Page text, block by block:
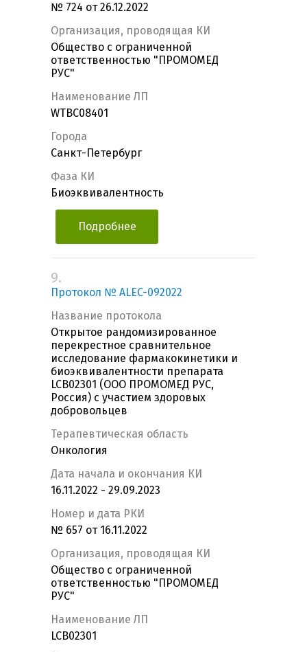
№ 724 от 26.12.2022
Организация, проводящая КИ
Общество с ограниченной
ответственностью "ПРОМОМЕД
РУС"
Наименование ЛП
WTBC08401
Города
Санкт-Петербург
Фаза КИ
Биоэквивалентность
Подробнее
9.
Протокол № ALEC-092022
Название протокола
Открытое рандомизированное
перекрестное сравнительное
исследование фармакокинетики и
биоэквивалентности препарата
LCB02301 (ООО ПРОМОМЕД РУС,
Россия) с участием здоровых
добровольцев
Терапевтическая область
Онкология
Дата начала и окончания КИ
16.11.2022 - 29.09.2023
Номер и дата РКИ
№ 657 от 16.11.2022
Организация, проводящая КИ
Общество с ограниченной
ответственностью "ПРОМОМЕД
РУС"
Наименование ЛП
LCB02301